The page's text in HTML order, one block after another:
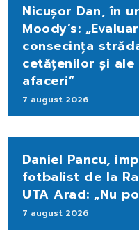
Nicușor Dan, în
Moody’s:
consecința
cetățenilor și
afaceri”
7 august 2026
Daniel Pancu,
fotbalist de la
UTA Arad: „Nu
7 august 2026